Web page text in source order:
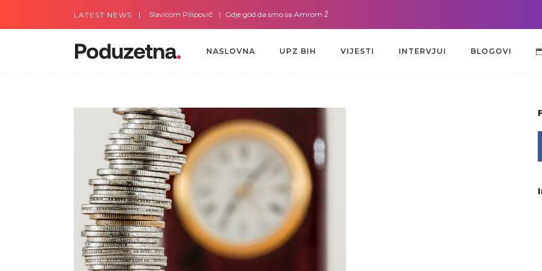
LATEST NEWS
Gdje god da smo sa Slavicom Pilipović Gdje god da smo sa Amrom Žužić-Bećirbegović
NASLOVNA UPZ BIH VIJESTI INTERVJUI BLOGOVI
NASLOVNA UPZ BIH